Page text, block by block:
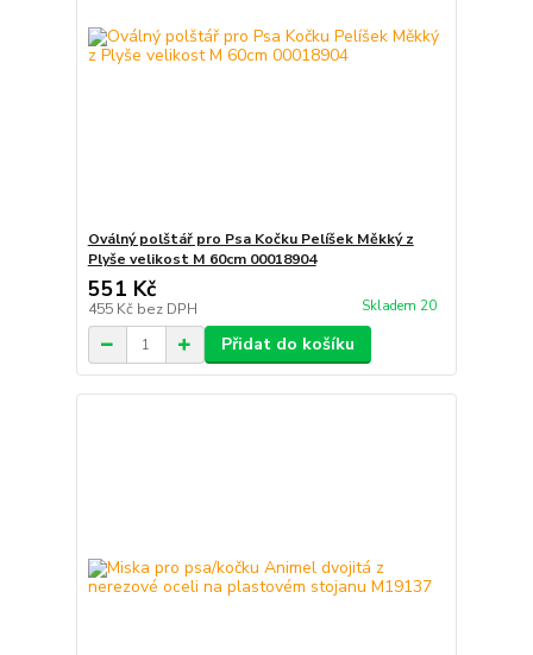
Oválný polštář pro Psa Kočku Pelíšek Měkký z
Plyše velikost M 60cm 00018904
551 Kč
455 Kč bez DPH Skladem 20
Přidat do košíku